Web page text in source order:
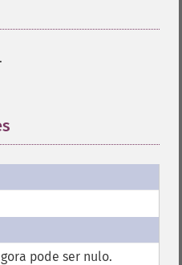
.
pode ser nulo.